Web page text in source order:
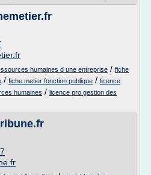
humaines d une entreprise / fiche
/ fiche metier fonction publique / licence
humaines / licence pro gestion des
7